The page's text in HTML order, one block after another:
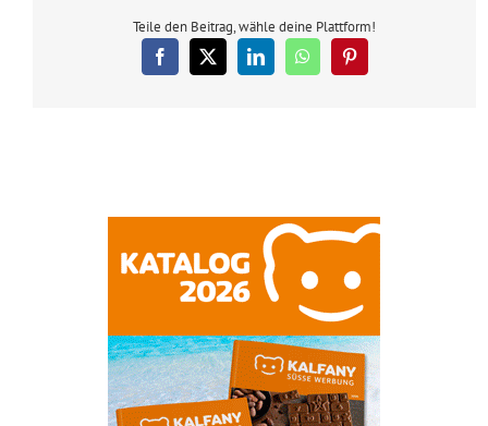
Teile den Beitrag, wähle deine Plattform!
Facebook
X LinkedInWhatsAppPinterest